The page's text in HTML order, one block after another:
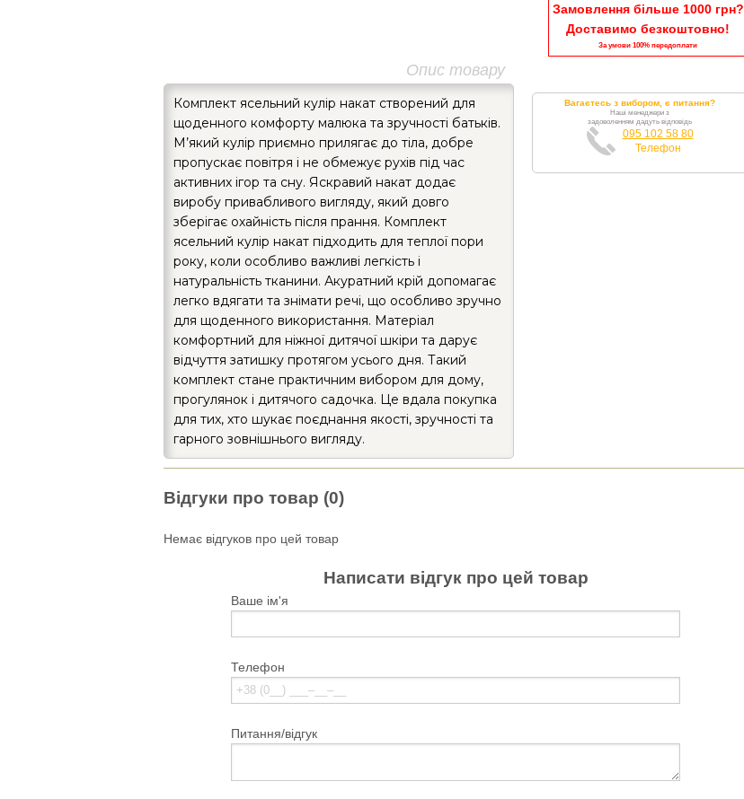
Замовлення більше 1000 грн?
Доставимо безкоштовно!
За умови 100% передоплати
Опис товару
Комплект ясельний кулір накат створений для
щоденного комфорту малюка та зручності батьків.
М’який кулір приємно прилягає до тіла, добре
пропускає повітря і не обмежує рухів під час
активних ігор та сну. Яскравий накат додає
виробу привабливого вигляду, який довго
зберігає охайність після прання. Комплект
ясельний кулір накат підходить для теплої пори
року, коли особливо важливі легкість і
натуральність тканини. Акуратний крій допомагає
легко вдягати та знімати речі, що особливо зручно
для щоденного використання. Матеріал
комфортний для ніжної дитячої шкіри та дарує
відчуття затишку протягом усього дня. Такий
комплект стане практичним вибором для дому,
прогулянок і дитячого садочка. Це вдала покупка
для тих, хто шукає поєднання якості, зручності та
гарного зовнішнього вигляду.
Вагаєтесь з вибором, є питання?
Наші менеджери з
задоволенням дадуть відповідь
095 102 58 80
Телефон
Відгуки про товар (0)
Немає відгуков про цей товар
Написати відгук про цей товар
Ваше ім'я
Телефон
Питання/відгук